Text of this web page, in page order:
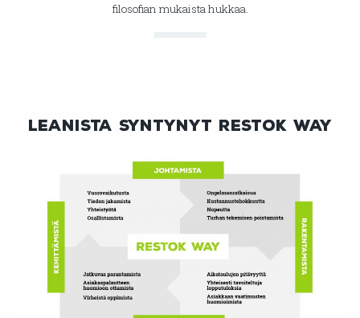
filosofian mukaista hukkaa.
Leanista syntynyt restok way